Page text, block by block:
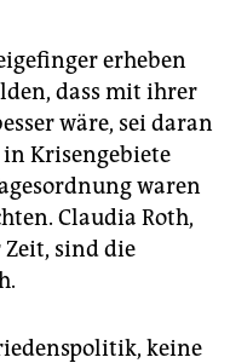
erheben
dass mit ihrer
wäre, sei daran
Krisengebiete
waren
Claudia Roth,
sind die
keine